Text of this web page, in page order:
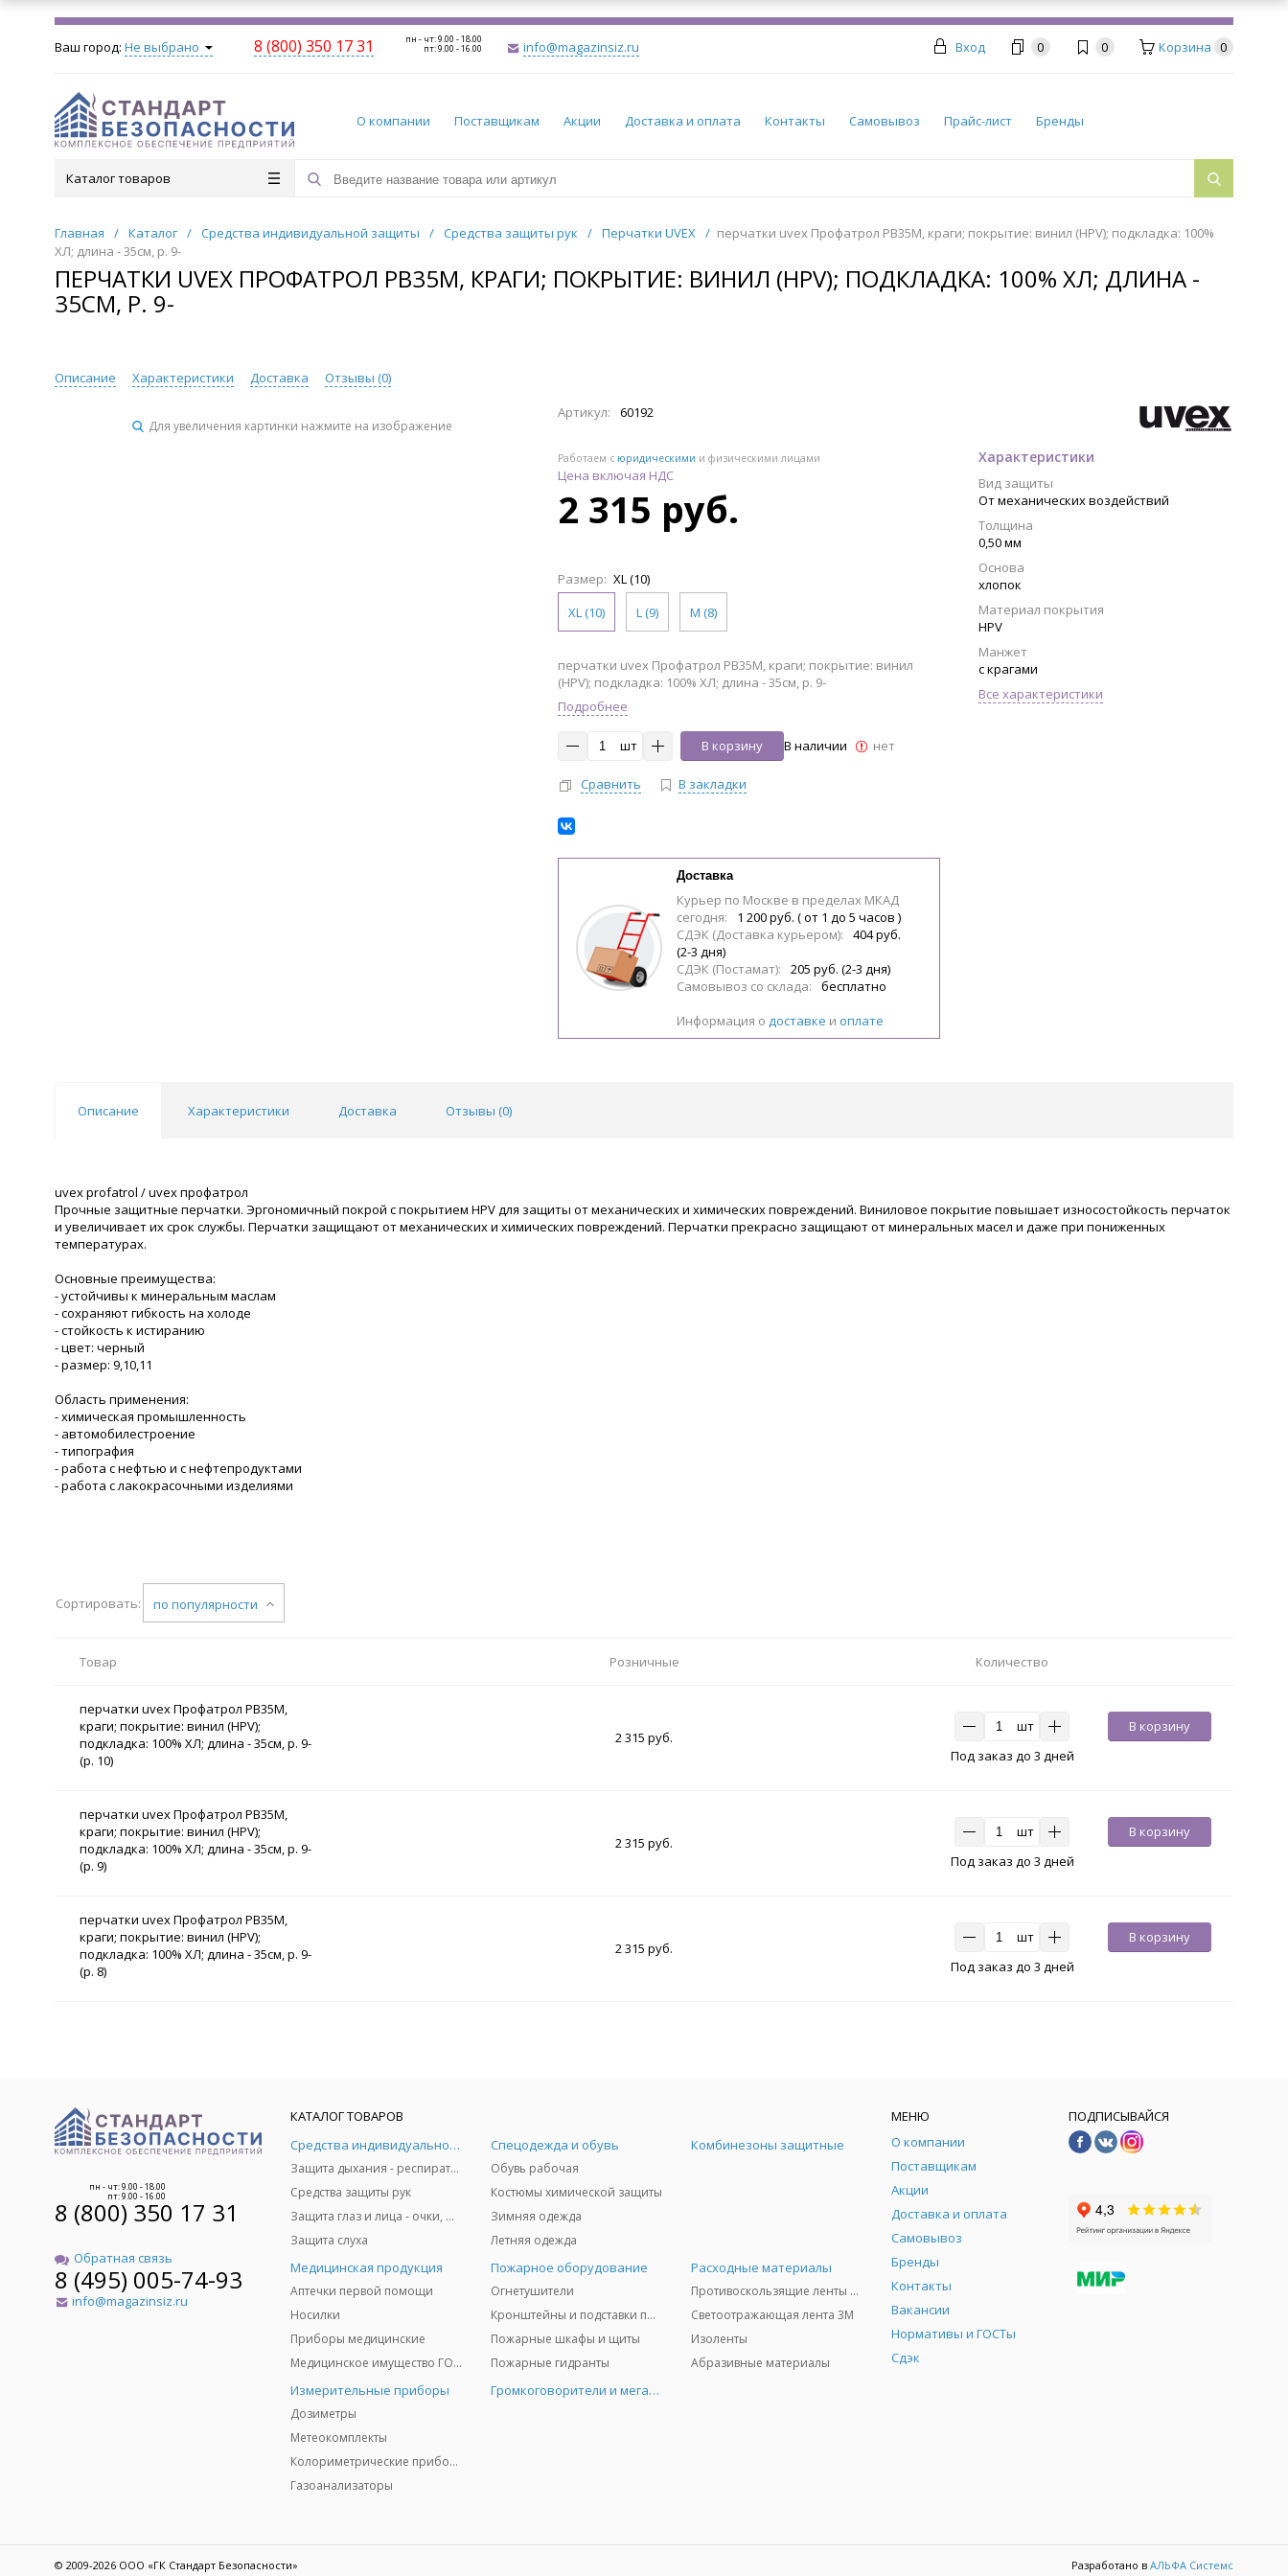
Ваш город: Не выбрано 8 (800) 350 17 31 пн - чт: 9.00 - 18.00
пт: 9.00 - 16.00 info@magazinsiz.ru Вход 0 0 Корзина 0
О компании Поставщикам Акции Доставка и оплата Контакты Самовывоз Прайс-лист Бренды
Каталог товаров
Главная / Каталог / Средства индивидуальной защиты / Средства защиты рук / Перчатки UVEX / перчатки uvex Профатрол PB35M, краги; покрытие: винил (HPV); подкладка: 100%
ХЛ; длина - 35см, р. 9-
ПЕРЧАТКИ UVEX ПРОФАТРОЛ PB35M, КРАГИ; ПОКРЫТИЕ: ВИНИЛ (HPV); ПОДКЛАДКА: 100% ХЛ; ДЛИНА -
35СМ, Р. 9-
Описание Характеристики Доставка Отзывы (0)
Для увеличения картинки нажмите на изображение
Артикул: 60192
Работаем с юридическими и физическими лицами
Цена включая НДС
2 315 руб.
Размер: XL (10)
XL (10)
L (9) M (8)
Характеристики
Вид защиты
От механических воздействий
Толщина
0,50 мм
Основа
хлопок
Материал покрытия
HPV
Манжет
с крагами
Все характеристики
перчатки uvex Профатрол PB35M, краги; покрытие: винил
(HPV); подкладка: 100% ХЛ; длина - 35см, р. 9-
Подробнее
шт В корзину В наличии нет
Сравнить В закладки
Доставка
Курьер по Москве в пределах МКАД
сегодня:
1 200 руб. ( от 1 до 5 часов )
СДЭК (Доставка курьером):
404 руб.
(2-3 дня)
СДЭК (Постамат):
205 руб. (2-3 дня)
Самовывоз со склада:
бесплатно
Информация о доставке и оплате
Описание Характеристики Доставка Отзывы (0)
uvex profatrol / uvex профатрол
Прочные защитные перчатки. Эргономичный покрой с покрытием HPV для защиты от механических и химических повреждений. Виниловое покрытие повышает износостойкость перчаток
и увеличивает их срок службы. Перчатки защищают от механических и химических повреждений. Перчатки прекрасно защищают от минеральных масел и даже при пониженных
температурах.
Основные преимущества:
- устойчивы к минеральным маслам
- сохраняют гибкость на холоде
- стойкость к истиранию
- цвет: черный
- размер: 9,10,11
Область применения:
- химическая промышленность
- автомобилестроение
- типография
- работа с нефтью и с нефтепродуктами
- работа с лакокрасочными изделиями
Сортировать: по популярности
Товар Розничные Количество
перчатки uvex Профатрол PB35M,
краги; покрытие: винил (HPV);
подкладка: 100% ХЛ; длина - 35см, р. 9-
(р. 10)
2 315 руб.
шт
В корзину
Под заказ до 3 дней
перчатки uvex Профатрол PB35M,
краги; покрытие: винил (HPV);
подкладка: 100% ХЛ; длина - 35см, р. 9-
(р. 9)
2 315 руб.
шт
В корзину
Под заказ до 3 дней
перчатки uvex Профатрол PB35M,
краги; покрытие: винил (HPV);
подкладка: 100% ХЛ; длина - 35см, р. 9-
(р. 8)
2 315 руб.
шт
В корзину
Под заказ до 3 дней
пн - чт: 9.00 - 18.00
пт: 9.00 - 16.00
8 (800) 350 17 31
Обратная связь
8 (495) 005-74-93
info@magazinsiz.ru
КАТАЛОГ ТОВАРОВ
Средства индивидуальной защиты
Защита дыхания - респираторы, противогазы, фильтры, дозиметры
Средства защиты рук
Защита глаз и лица - очки, щитки
Защита слуха
Спецодежда и обувь
Обувь рабочая
Костюмы химической защиты
Зимняя одежда
Летняя одежда
Комбинезоны защитные
Медицинская продукция
Аптечки первой помощи
Носилки
Приборы медицинские
Медицинское имущество ГО и ЧС
Пожарное оборудование
Огнетушители
Кронштейны и подставки под огнетушители
Пожарные шкафы и щиты
Пожарные гидранты
Расходные материалы
Противоскользящие ленты 3М
Светоотражающая лента 3M
Изоленты
Абразивные материалы
Измерительные приборы
Дозиметры
Метеокомплекты
Колориметрические приборы
Газоанализаторы
Громкоговорители и мегафоны
МЕНЮ
О компании
Поставщикам
Акции
Доставка и оплата
Самовывоз
Бренды
Контакты
Вакансии
Нормативы и ГОСТы
Сдэк
ПОДПИСЫВАЙСЯ
© 2009-2026 ООО «ГК Стандарт Безопасности» Разработано в АЛЬФА Системс